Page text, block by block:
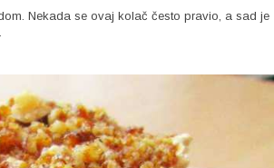
Nekada se ovaj kolač često pravio, a sad je